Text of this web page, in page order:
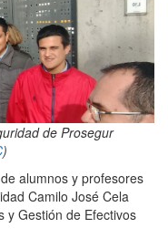
de Prosegur
)
alumnos y profesores
Camilo José Cela
y Gestión de Efectivos